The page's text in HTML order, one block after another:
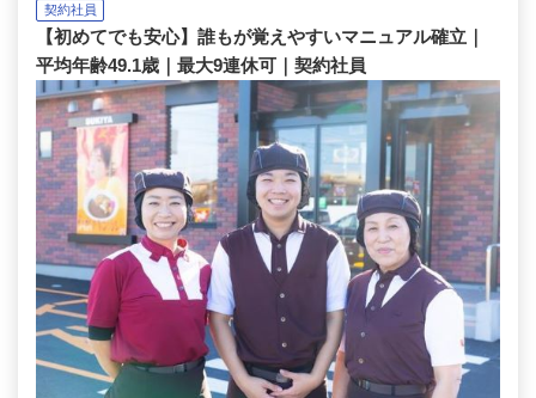
契約社員
【初めてでも安心】誰もが覚えやすいマニュアル確立｜
平均年齢49.1歳｜最大9連休可｜契約社員